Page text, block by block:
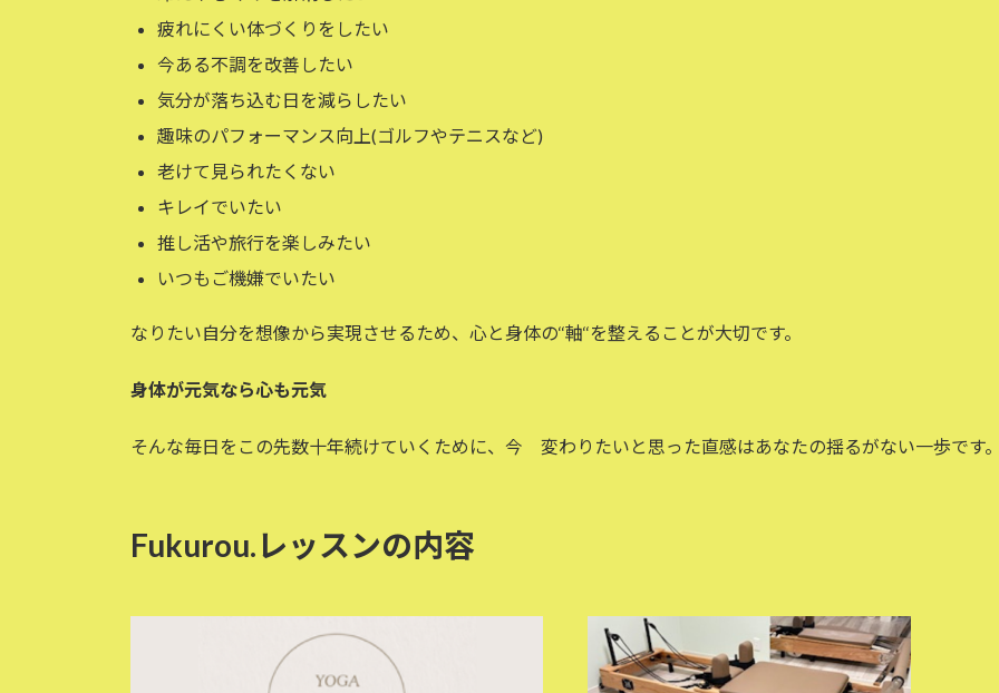
疲れにくい体づくりをしたい
今ある不調を改善したい
気分が落ち込む日を減らしたい
趣味のパフォーマンス向上(ゴルフやテニスなど)
老けて見られたくない
キレイでいたい
推し活や旅行を楽しみたい
いつもご機嫌でいたい
なりたい自分を想像から実現させるため、心と身体の‘‘軸‘‘を整えることが大切です。
身体が元気なら心も元気
そんな毎日をこの先数十年続けていくために、今 変わりたいと思った直感はあなたの揺るがない一歩です
Fukurou.レッスンの内容